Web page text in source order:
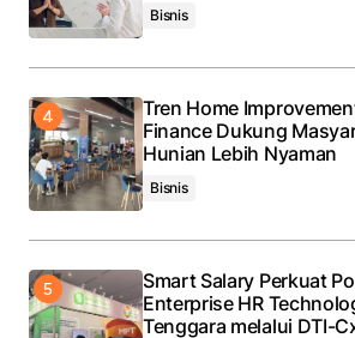
Bisnis
Tren Home
Finance Dukung
Hunian Lebih Nyaman
Bisnis
Smart Salary Perkuat
Enterprise HR
Tenggara melalui DTI-